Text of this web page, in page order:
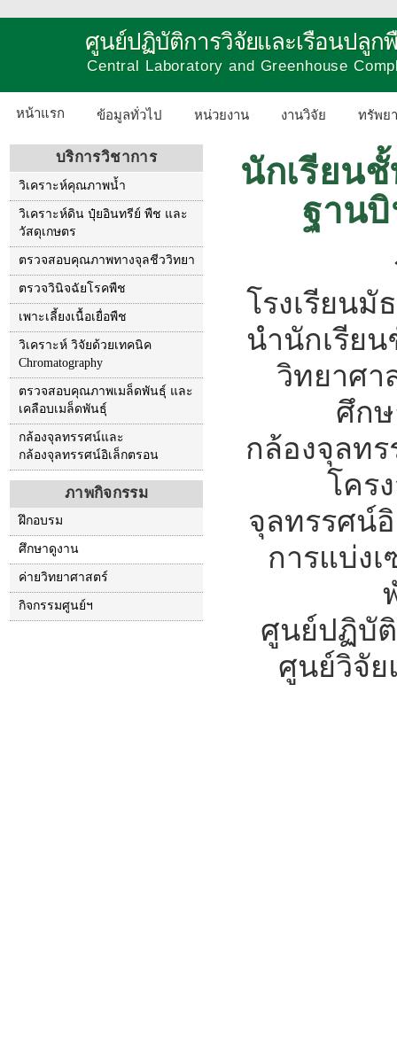
ศูนย์ปฏิบัติการวิจัยและเรือนปลูก
Central Laboratory and Greenhouse
หน้าแรก ข้อมูลทั่วไป หน่วยงาน งานวิจัย ทรัพย
บริการวิชาการ
วิเคราะห์คุณภาพน้ำ
วิเคราะห์ดิน ปุ๋ยอินทรีย์ พืช และ
วัสดุเกษตร
ตรวจสอบคุณภาพทางจุลชีววิทยา
ตรวจวินิจฉัยโรคพืช
เพาะเลี้ยงเนื้อเยื่อพืช
วิเคราะห์ วิจัยด้วยเทคนิค
Chromatography
ตรวจสอบคุณภาพเมล็ดพันธุ์ และ
เคลือบเมล็ดพันธุ์
กล้องจุลทรรศน์และ
กล้องจุลทรรศน์อิเล็กตรอน
ภาพกิจกรรม
ฝึกอบรม
ศึกษาดูงาน
ค่ายวิทยาศาสตร์
กิจกรรมศูนย์ฯ
นักเรียน
ฐาน
โรงเรียน
นำนักเรีย
วิทยาศา
ศึก
กล้องจุลทร
โคร
จุลทรรศน์
การแบ่ง
ศูนย์ปฏิบั
ศูนย์วิจัย